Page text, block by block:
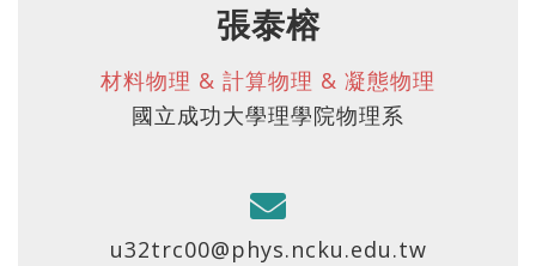
張泰榕
材料物理 & 計算物理 & 凝態物理
國立成功大學理學院物理系
u32trc00@phys.ncku.edu.tw